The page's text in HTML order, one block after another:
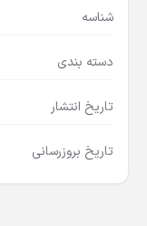
شناسه
دسته بندی
تاریخ انتشار
تاریخ بروزرسانی